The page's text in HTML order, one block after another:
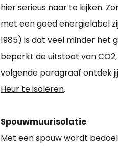
hier serieus naar te kijken.
met een goed energielabel
1985) is dat veel minder het
beperkt de uitstoot van
volgende paragraaf ontdek
Heur te isoleren.
Spouwmuurisolatie
Met een spouw wordt